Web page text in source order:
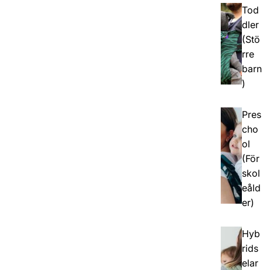
Tod
dler
(Stö
rre
barn
)
Pres
cho
ol
(För
skol
eåld
er)
Hyb
rids
elar